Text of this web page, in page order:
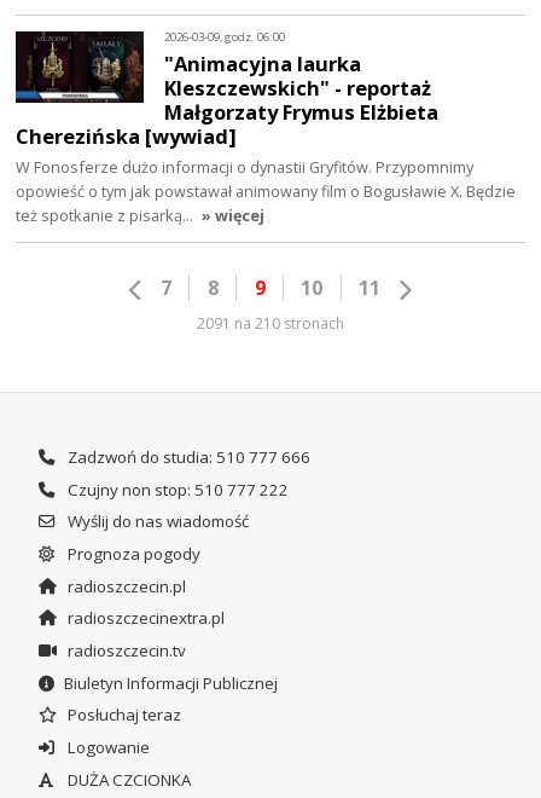
2026-03-09, godz. 06:00
"Animacyjna laurka
Kleszczewskich" - reportaż
Małgorzaty Frymus Elżbieta
Cherezińska [wywiad]
W Fonosferze dużo informacji o dynastii Gryfitów. Przypomnimy
opowieść o tym jak powstawał animowany film o Bogusławie X. Będzie
też spotkanie z pisarką… » więcej
7 8 9 10 11
2091 na 210 stronach
Zadzwoń do studia: 510 777 666
Czujny non stop: 510 777 222
Wyślij do nas wiadomość
Prognoza pogody
radioszczecin.pl
radioszczecinextra.pl
radioszczecin.tv
Biuletyn Informacji Publicznej
Posłuchaj teraz
Logowanie
DUŻA CZCIONKA